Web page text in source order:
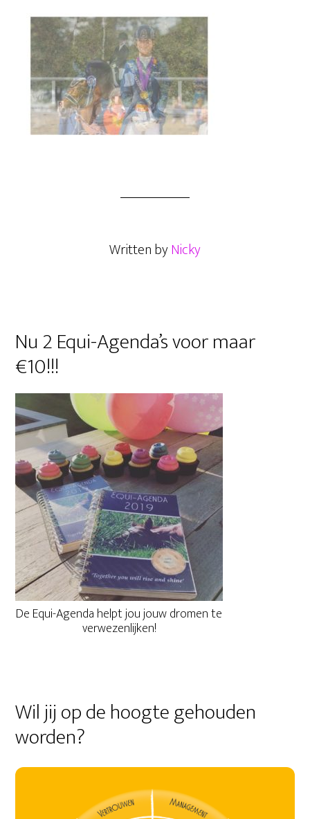
Written byNicky
Primaire
Sidebar
Nu 2 Equi-Agenda’s voor maar
€10!!!
De Equi-Agenda helpt jou jouw dromen te
verwezenlijken!
Wil jij op de hoogte gehouden
worden?